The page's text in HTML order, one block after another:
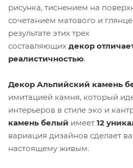
рисунка, тиснением на
сочетанием матового и
результате этих трех
составляющих декор
реалистичностью.
Декор Альпийский камень
имитацией камня, который
интерьеров в стиле эко и
камень белый имеет 12
вариация дизайнов сделает
настоящему живым.